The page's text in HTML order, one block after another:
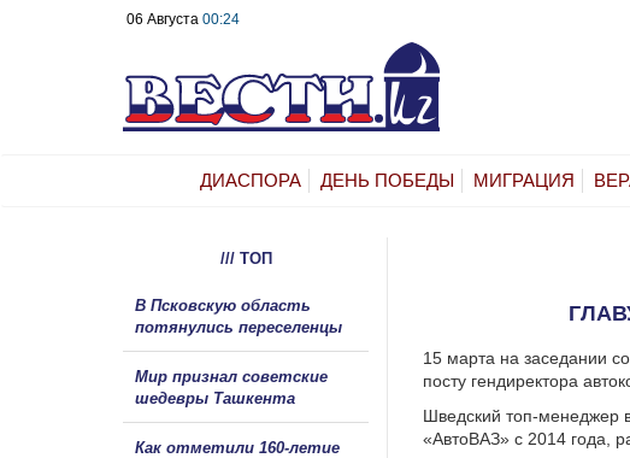
06 Августа 00:24
ДИАСПОРА ДЕНЬ ПОБЕДЫ МИГРАЦИЯ
15 марта на заседании
посту гендиректора
Шведский топ-менеджер
«АвтоВАЗ» с 2014 года,
/// ТОП
В Псковскую область
потянулись переселенцы
Мир признал советские
шедевры Ташкента
Как отметили 160-летие